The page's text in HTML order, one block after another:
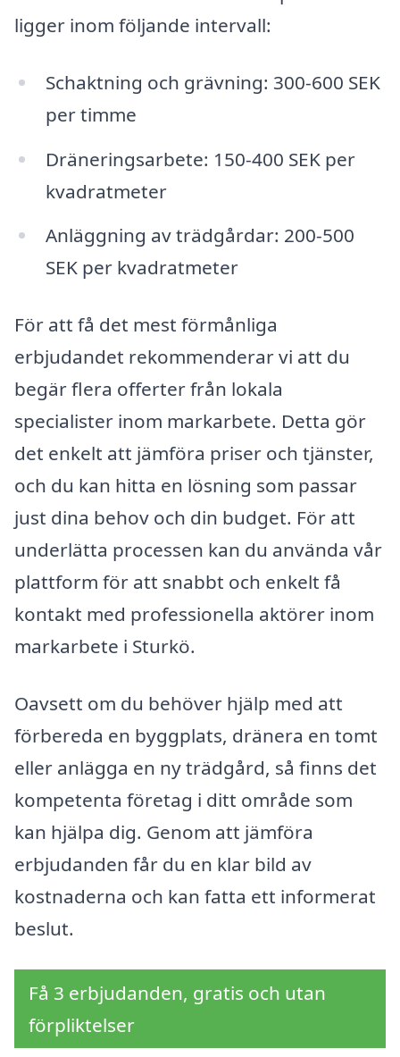
ligger inom följande intervall:
Schaktning och grävning: 300-600 SEK
per timme
Dräneringsarbete: 150-400 SEK per
kvadratmeter
Anläggning av trädgårdar: 200-500
SEK per kvadratmeter
För att få det mest förmånliga
erbjudandet rekommenderar vi att du
begär flera offerter från lokala
specialister inom markarbete. Detta gör
det enkelt att jämföra priser och tjänster,
och du kan hitta en lösning som passar
just dina behov och din budget. För att
underlätta processen kan du använda vår
plattform för att snabbt och enkelt få
kontakt med professionella aktörer inom
markarbete i Sturkö.
Oavsett om du behöver hjälp med att
förbereda en byggplats, dränera en tomt
eller anlägga en ny trädgård, så finns det
kompetenta företag i ditt område som
kan hjälpa dig. Genom att jämföra
erbjudanden får du en klar bild av
kostnaderna och kan fatta ett informerat
beslut.
Få 3 erbjudanden, gratis och utan
förpliktelser